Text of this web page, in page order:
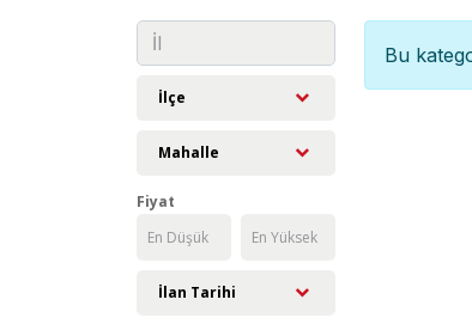
İlçe
Mahalle
Fiyat
İlan Tarihi
Bu